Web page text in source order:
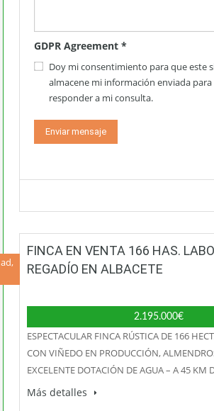
GDPR Agreement *
Doy mi consentimiento para que este
almacene mi información enviada
responder a mi consulta.
FINCA EN VENTA 166 HAS.
REGADÍO EN ALBACETE
2.195.000€
ESPECTACULAR FINCA RÚSTICA DE 166
CON VIÑEDO EN PRODUCCIÓN,
EXCELENTE DOTACIÓN DE AGUA – A 45 KM
Más detalles